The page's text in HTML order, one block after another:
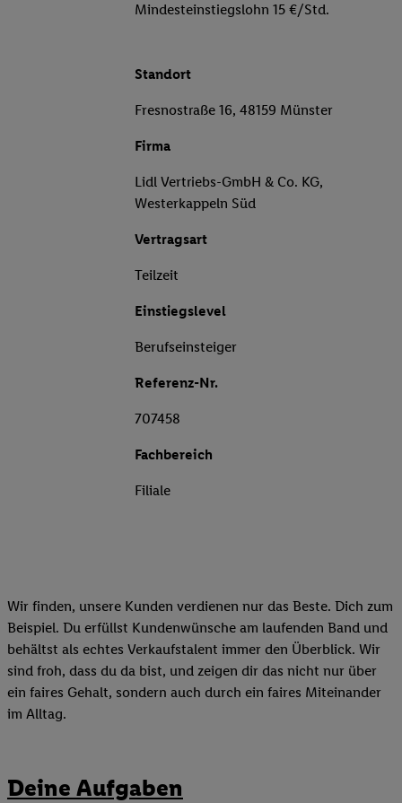
Mindesteinstiegslohn 15 €/Std.
Standort
Fresnostraße 16, 48159 Münster
Firma
Lidl Vertriebs-GmbH & Co. KG,
Westerkappeln Süd
Vertragsart
Teilzeit
Einstiegslevel
Berufseinsteiger
Referenz-Nr.
707458
Fachbereich
Filiale
Wir finden, unsere Kunden verdienen nur das Beste. Dich zum
Beispiel. Du erfüllst Kundenwünsche am laufenden Band und
behältst als echtes Verkaufstalent immer den Überblick. Wir
sind froh, dass du da bist, und zeigen dir das nicht nur über
ein faires Gehalt, sondern auch durch ein faires Miteinander
im Alltag.
Deine Aufgaben